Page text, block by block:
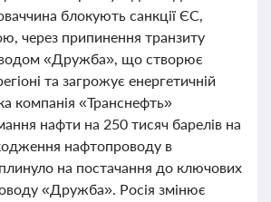
блокують санкції ЄС,
через припинення транзиту
«Дружба», що створює
та загрожує енергетичній
компанія «Транснефть»
нафти на 250 тисяч барелів на
нафтопроводу в
на постачання до ключових
«Дружба». Росія змінює